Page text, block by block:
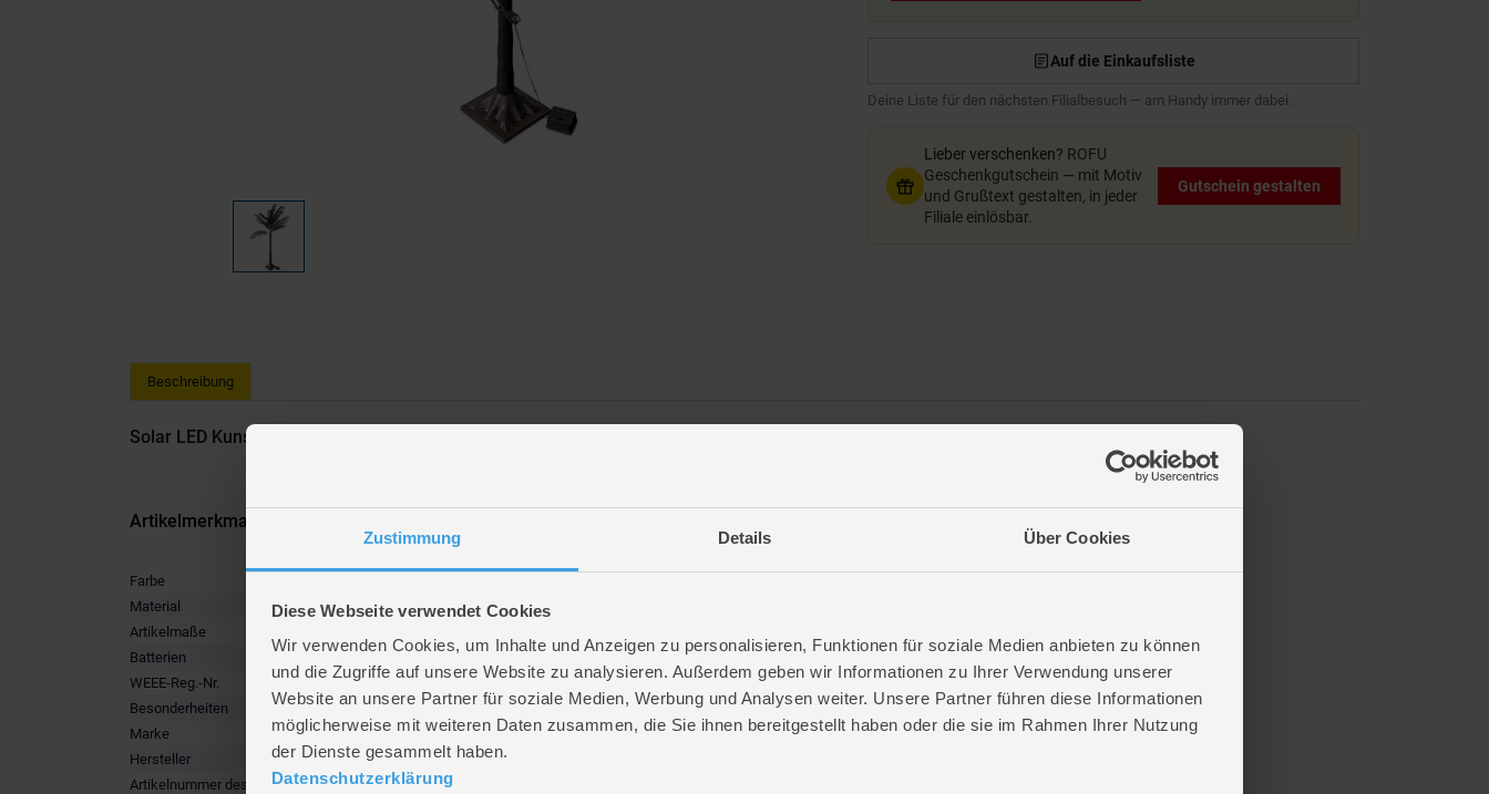
Zustimmung Details Über Cookies
Diese Webseite verwendet Cookies
Wir verwenden Cookies, um Inhalte und Anzeigen zu personalisieren, Funktionen für soziale Medien anbieten zu können
und die Zugriffe auf unsere Website zu analysieren. Außerdem geben wir Informationen zu Ihrer Verwendung unserer
Website an unsere Partner für soziale Medien, Werbung und Analysen weiter. Unsere Partner führen diese Informationen
möglicherweise mit weiteren Daten zusammen, die Sie ihnen bereitgestellt haben oder die sie im Rahmen Ihrer Nutzung
der Dienste gesammelt haben.
Datenschutzerklärung
Auf die Einkaufsliste
Deine Liste für den nächsten Filialbesuch — am Handy immer dabei.
Lieber verschenken? ROFU
Geschenkgutschein — mit Motiv
und Grußtext gestalten, in jeder
Filiale einlösbar.
Gutschein gestalten
Beschreibung
Solar LED Kunstpalme - ca. 120 cm hoch
Artikelmerkmale
Farbe
Material
Kunststoff
Artikelmaße
Batterien
1 x LR6 Mignon AA (enthalten)
WEEE-Reg.-Nr.
DE47286121
Besonderheiten
Elektronikartikel
Marke
Mica Living
Hersteller
MICA Living
Artikelnummer des Herstellers
B 80604